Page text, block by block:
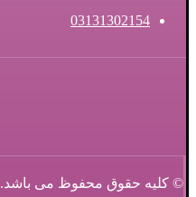
03131302154
© کلیه حقوق محفوظ می باشد.